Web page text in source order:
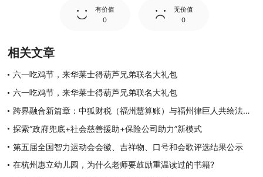
有价值
0
无价值
0
相关文章
六一吃鸡节，来华莱士得葫芦兄弟联名大礼包
六一吃鸡节，来华莱士得葫芦兄弟联名大礼包
跨界融合新篇章：中狐财税（福州慧算账）与福州律巨人共绘法税蓝图
探索“政府兜底+社会慈善援助+保险公司助力”新模式
第五届全国智力运动会会徽、吉祥物、口号和会歌评选结果公示
在杭州惠立幼儿园，为什么老师要鼓励重温读过的书籍?